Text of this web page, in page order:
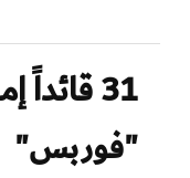
31
"فوربس"